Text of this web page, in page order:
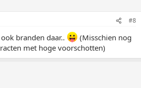
#8
branden daar..
(Misschien nog
met hoge voorschotten)